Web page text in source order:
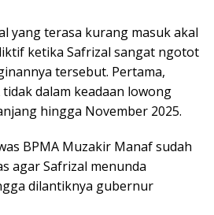
yang terasa kurang masuk akal
ketika Safrizal sangat ngotot
tersebut. Pertama,
dalam keadaan lowong
hingga November 2025.
BPMA Muzakir Manaf sudah
agar Safrizal menunda
dilantiknya gubernur